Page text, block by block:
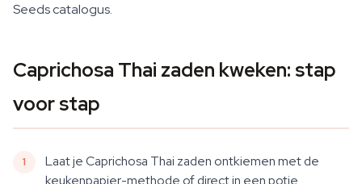
Seeds catalogus.
Caprichosa Thai zaden kweken: stap
voor stap
Laat je Caprichosa Thai zaden ontkiemen met de
keukenpapier-methode of direct in een potje